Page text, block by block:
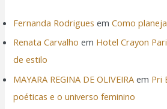
Fernanda Rodrigues emComo
Renata Carvalho em Hotel Crayon
de estilo
MAYARA REGINA DE OLIVEIRA em Pri
poéticas e o universo feminino